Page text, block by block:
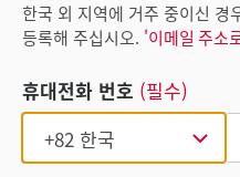
한국 외 지역에 거주 중이신 경
등록해 주십시오. '이메일 주소
휴대전화 번호 (필수)